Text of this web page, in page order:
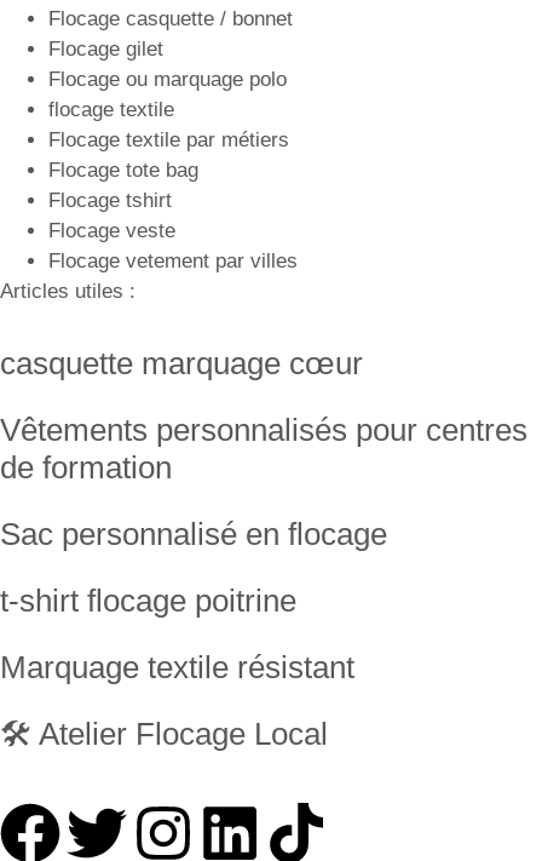
Flocage casquette / bonnet
Flocage gilet
Flocage ou marquage polo
flocage textile
Flocage textile par métiers
Flocage tote bag
Flocage tshirt
Flocage veste
Flocage vetement par villes
Articles utiles :
casquette marquage cœur
Vêtements personnalisés pour centres
de formation
Sac personnalisé en flocage
t-shirt flocage poitrine
Marquage textile résistant
🛠 Atelier Flocage Local